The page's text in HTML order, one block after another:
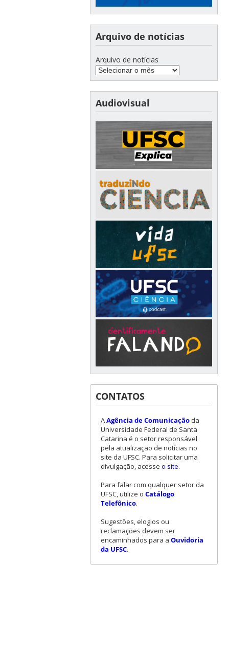
Arquivo de notícias
Arquivo de notícias
Audiovisual
CONTATOS
AAgência de Comunicaçãoda
Universidade Federal de Santa
Catarina é o setor responsável
pela atualização de notícias no
site da UFSC. Para solicitar uma
divulgação, acesse o site.
Para falar com qualquer setor da
UFSC, utilize o Catálogo
Telefônico.
Sugestões, elogios ou
reclamações devem ser
encaminhados para a Ouvidoria
da UFSC.